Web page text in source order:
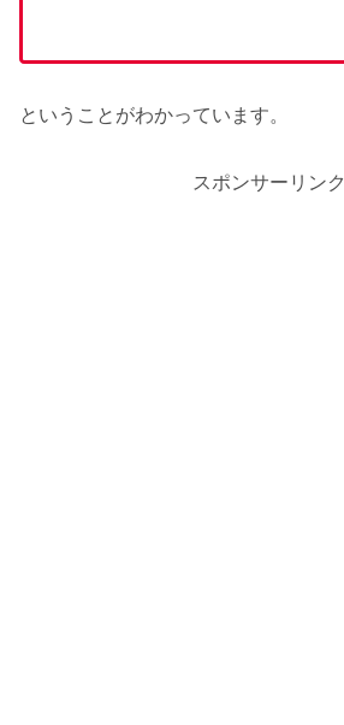
ということがわかっています。
スポンサーリンク